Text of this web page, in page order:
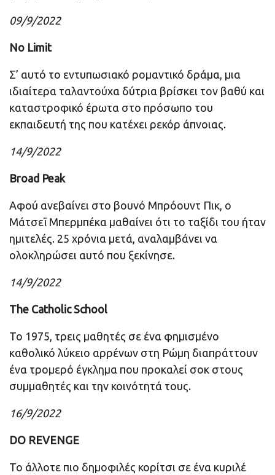
09/9/2022
No Limit
Σ’ αυτό το εντυπωσιακό ρομαντικό δράμα, μια
ιδιαίτερα ταλαντούχα δύτρια βρίσκει τον βαθύ και
καταστροφικό έρωτα στο πρόσωπο του
εκπαιδευτή της που κατέχει ρεκόρ άπνοιας.
14/9/2022
Broad Peak
Αφού ανεβαίνει στο βουνό Μπρόουντ Πικ, ο
Μάτσεϊ Μπερμπέκα μαθαίνει ότι το ταξίδι του ήταν
ημιτελές. 25 χρόνια μετά, αναλαμβάνει να
ολοκληρώσει αυτό που ξεκίνησε.
14/9/2022
The Catholic School
Το 1975, τρεις μαθητές σε ένα φημισμένο
καθολικό λύκειο αρρένων στη Ρώμη διαπράττουν
ένα τρομερό έγκλημα που προκαλεί σοκ στους
συμμαθητές και την κοινότητά τους.
16/9/2022
DO REVENGE
Το άλλοτε πιο δημοφιλές κορίτσι σε ένα κυριλέ